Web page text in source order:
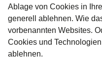
Ablage von Cookies in
generell ablehnen. Wie
vorbenannten Websites.
Cookies und
ablehnen.